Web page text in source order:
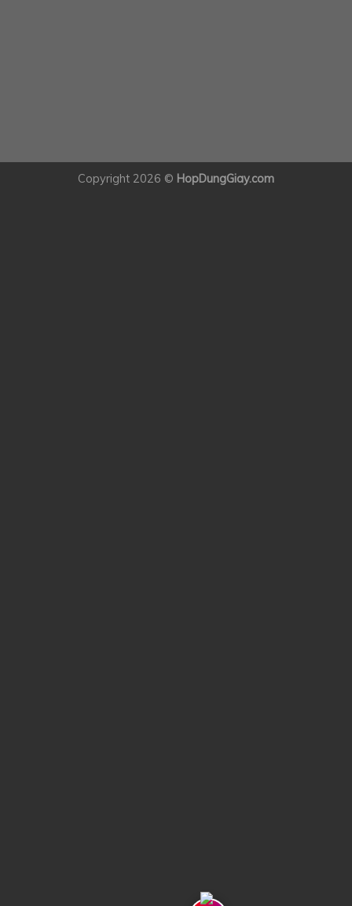
Copyright 2026 © HopDungGiay.com